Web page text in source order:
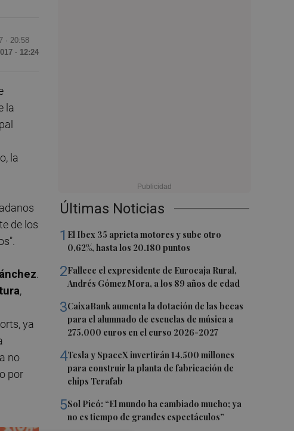
Últimas Noticias
1 El Ibex 35 aprieta motores y sube otro
0,62%, hasta los 20.180 puntos
2Fallece el expresidente de Eurocaja Rural,
Andrés Gómez Mora, a los 89 años de edad
3CaixaBank aumenta la dotación de las becas
para el alumnado de escuelas de música a
275.000 euros en el curso 2026-2027
4Tesla y SpaceX invertirán 14.500 millones
para construir la planta de fabricación de
chips Terafab
5Sol Picó: “El mundo ha cambiado mucho; ya
no es tiempo de grandes espectáculos”
· 20:58
· 12:24
la
la
de los
.
,
ya
no
por